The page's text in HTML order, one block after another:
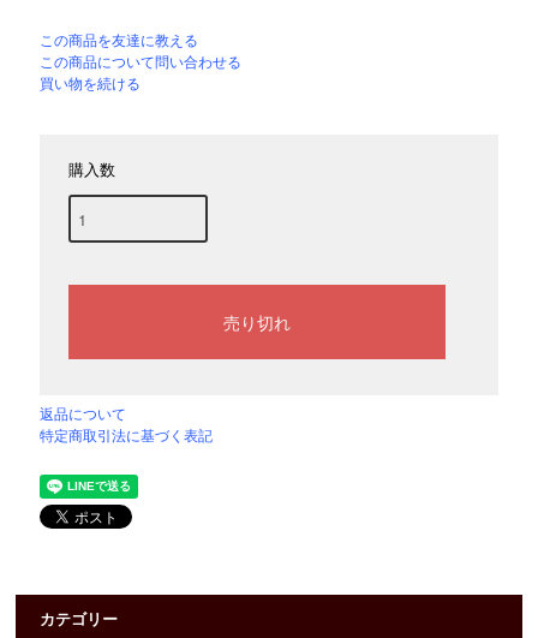
この商品を友達に教える
この商品について問い合わせる
買い物を続ける
購入数
返品について
特定商取引法に基づく表記
カテゴリー